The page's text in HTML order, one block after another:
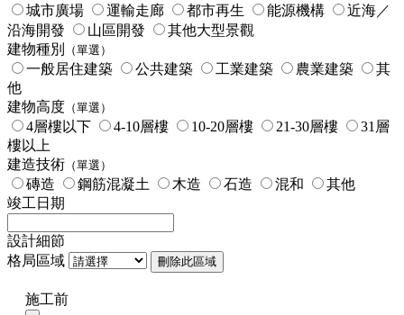
城市廣場
運輸走廊 都市再生 能源機構
近海／
沿海開發
山區開發
其他大型景觀
建物種別
（單選）
一般居住建築 公共建築 工業建築 農業建築
其
他
建物高度 （單選）
4層樓以下 4-10層樓 10-20層樓 21-30層樓
31層
樓以上
建造技術 （單選）
磚造 鋼筋混凝土 木造 石造 混和
其他
竣工日期
設計細節
格局區域
刪除此區域
施工前